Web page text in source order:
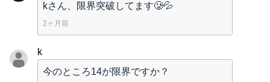
kさん、限界突破してます🥲💦
2ヶ月前
k
今のところ14が限界ですか？